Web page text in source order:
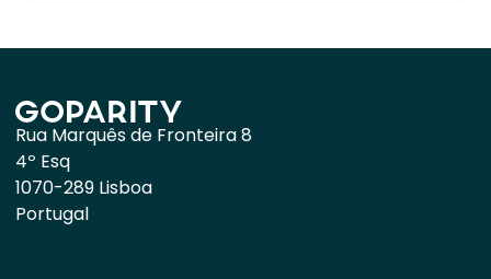
Rua Marquês de Fronteira 8
4º Esq
1070-289 Lisboa
Portugal